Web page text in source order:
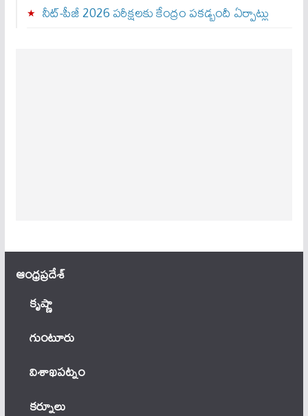
నీట్-పీజీ 2026 పరీక్షలకు కేంద్రం పకడ్బందీ ఏర్పాట్లు
ఆంధ్ర‌ప్ర‌దేశ్
కృష్ణా
గుంటూరు
విశాఖపట్నం
కర్నూలు